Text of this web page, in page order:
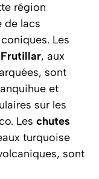
région
de lacs
Les
Frutillar, aux
sont
et
sur les
Les chutes
turquoise
sont